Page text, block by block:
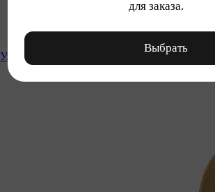
Уход
для заказа.
Выбрать